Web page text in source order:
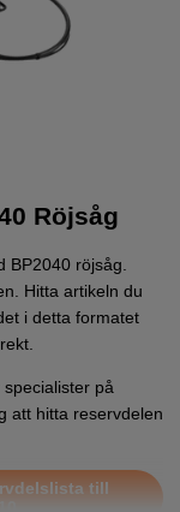
Röjsåg
BP2040 röjsåg.
Hitta artikeln du
i detta formatet
på
att hitta reservdelen
till